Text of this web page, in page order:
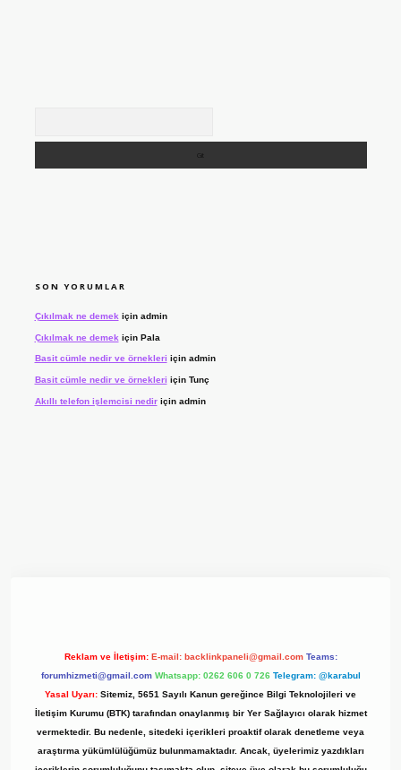
SON YORUMLAR
Çıkılmak ne demek için admin
Çıkılmak ne demek için Pala
Basit cümle nedir ve örnekleri için admin
Basit cümle nedir ve örnekleri için Tunç
Akıllı telefon işlemcisi nediriçin admin
Reklam ve İletişim: E-mail: backlinkpaneli@gmail.com Teams:
forumhizmeti@gmail.com Whatsapp: 0262 606 0 726 Telegram: @karabul
Yasal Uyarı: Sitemiz, 5651 Sayılı Kanun gereğince Bilgi Teknolojileri ve
İletişim Kurumu (BTK) tarafından onaylanmış bir Yer Sağlayıcı olarak hizmet
vermektedir. Bu nedenle, sitedeki içerikleri proaktif olarak denetleme veya
araştırma yükümlülüğümüz bulunmamaktadır. Ancak, üyelerimiz yazdıkları